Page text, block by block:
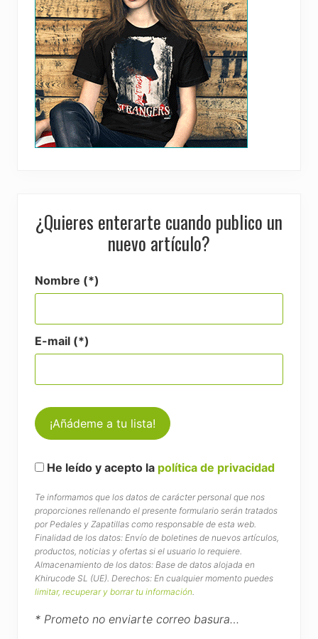
¿Quieres enterarte cuando publico un
nuevo artículo?
Nombre (*)
E-mail (*)
He leído y acepto la política de privacidad
Te informamos que los datos de carácter personal que nos
proporciones rellenando el presente formulario serán tratados
por Pedales y Zapatillas como responsable de esta web.
Finalidad de los datos: Envío de boletines de nuevos artículos,
productos, noticias y ofertas si el usuario lo requiere.
Almacenamiento de los datos: Base de datos alojada en
Khirucode SL (UE). Derechos: En cualquier momento puedes
limitar, recuperar y borrar tu información
* Prometo no enviarte correo basura…